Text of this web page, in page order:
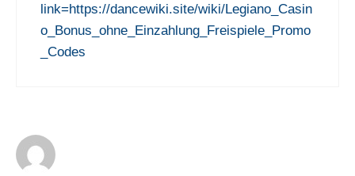
link=https://dancewiki.site/wiki/Legiano_Casin
o_Bonus_ohne_Einzahlung_Freispiele_Promo
_Codes